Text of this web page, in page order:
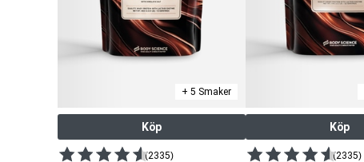
+ 5 Smaker
Köp
(2335)
Köp
(2335)